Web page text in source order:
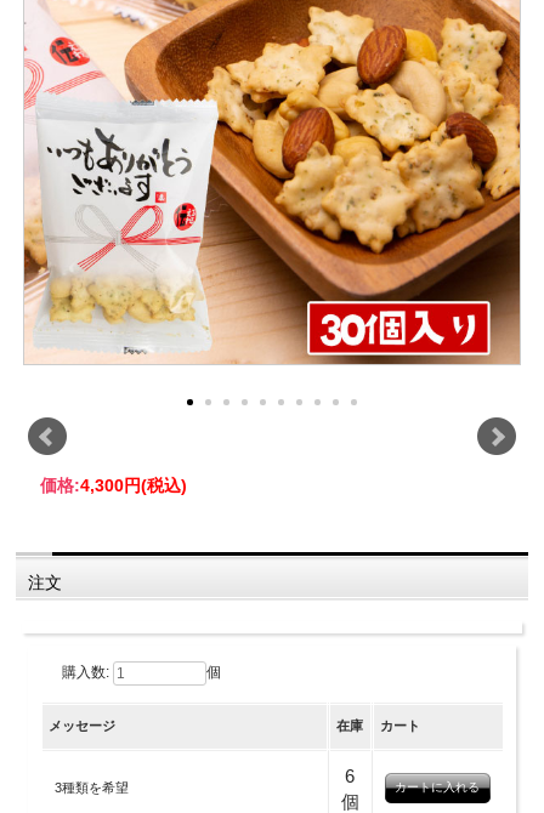
価格:4,300円(税込)
注文
購入数: 個
メッセージ 在庫 カート
3種類を希望
6
個